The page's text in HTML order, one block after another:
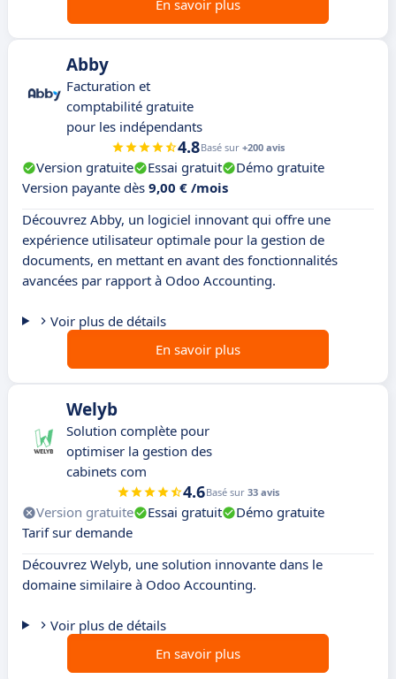
En savoir plus
Abby
Facturation et
comptabilité gratuite
pour les indépendants
4.8Basé sur +200 avis
Version gratuite Essai gratuit
Démo gratuite
Version payante dès 9,00 € /mois
Découvrez Abby, un logiciel innovant qui offre une
expérience utilisateur optimale pour la gestion de
documents, en mettant en avant des fonctionnalités
avancées par rapport à Odoo Accounting.
Voir plus de détails
En savoir plus
Welyb
Solution complète pour
optimiser la gestion des
cabinets com
4.6Basé sur 33 avis
Version gratuite Essai gratuit
Démo gratuite
Tarif sur demande
Découvrez Welyb, une solution innovante dans le
domaine similaire à Odoo Accounting.
Voir plus de détails
En savoir plus